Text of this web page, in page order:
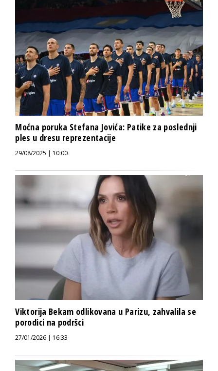
Moćna poruka Stefana Jovića: Patike za poslednji
ples u dresu reprezentacije
29/08/2025 | 10:00
Viktorija Bekam odlikovana u Parizu, zahvalila se
porodici na podršci
27/01/2026 | 16:33